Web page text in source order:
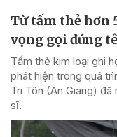
Từ tấm thẻ hơn
vọng gọi đúng
Tấm thẻ kim loại ghi
phát hiện trong quá
Tri Tôn (An Giang)
sĩ.